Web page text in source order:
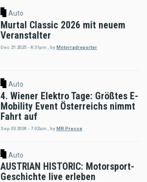
Auto
Murtal Classic 2026 mit neuem
Veranstalter
Dec 21 2025 - 8:31pm byMotorradreporter
Auto
4. Wiener Elektro Tage: Größtes E-
Mobility Event Österreichs nimmt
Fahrt auf
Sep 03 2024 - 7:02am byMR Presse
Auto
AUSTRIAN HISTORIC: Motorsport-
Geschichte live erleben